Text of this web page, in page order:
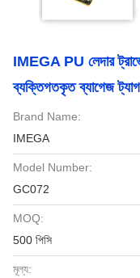
IMEGA PU লেদার
ব্যক্তিগতকৃত ব্যাগেজ ট্যাগ
Brand Name:
IMEGA
Model Number:
GC072
MOQ:
500 পিসি
মূল্য: